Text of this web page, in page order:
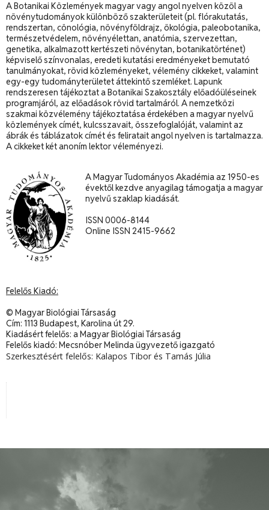
A Botanikai Közlemények magyar vagy angol nyelven közöl a
növénytudományok különböző szakterületeit (pl. flórakutatás,
rendszertan, cönológia, növényföldrajz, ökológia, paleobotanika,
természetvédelem, növényélettan, anatómia, szervezettan,
genetika, alkalmazott kertészeti növénytan, botanikatörténet)
képviselő színvonalas, eredeti kutatási eredményeket bemutató
tanulmányokat, rövid közleményeket, vélemény cikkeket, valamint
egy-egy tudományterületet áttekintő szemléket. Lapunk
rendszeresen tájékoztat a Botanikai Szakosztály előadóüléseinek
programjáról, az előadások rövid tartalmáról. A nemzetközi
szakmai közvélemény tájékoztatása érdekében a magyar nyelvű
közlemények címét, kulcsszavait, összefoglalóját, valamint az
ábrák és táblázatok címét és feliratait angol nyelven is tartalmazza.
A cikkeket két anoním lektor véleményezi.
A Magyar Tudományos Akadémia az 1950-es
évektől kezdve anyagilag támogatja a magyar
nyelvű szaklap kiadását.
ISSN 0006-8144
Online ISSN 2415-9662
Felelős Kiadó:
© Magyar Biológiai Társaság
Cím: 1113 Budapest, Karolina út 29.
Kiadásért felelős: a Magyar Biológiai Társaság
Felelős kiadó: Mecsnóber Melinda ügyvezető igazgató
Szerkesztésért felelős: Kalapos Tibor és Tamás Júlia